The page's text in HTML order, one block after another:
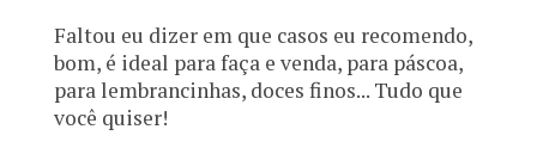
Faltou eu dizer em que casos eu recomendo,
bom, é ideal para faça e venda, para páscoa,
para lembrancinhas, doces finos... Tudo que
você quiser!